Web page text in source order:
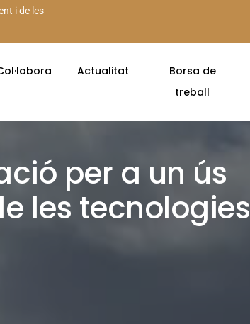
i de les
Actualitat
Borsa de
treball
per a un ús
les tecnologies